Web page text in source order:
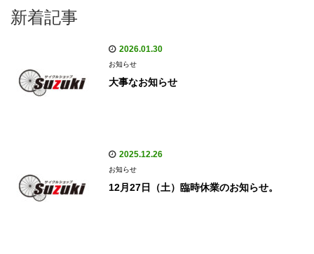
新着記事
2026.01.30
お知らせ
大事なお知らせ
2025.12.26
お知らせ
12月27日（土）臨時休業のお知らせ。